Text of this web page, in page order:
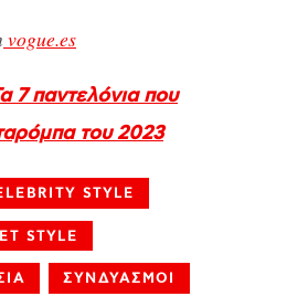
vogue.es
7 παντελόνια που
του 2023
STYLE
STYLE
ΣΥΝΔΥΑΣΜΟΙ